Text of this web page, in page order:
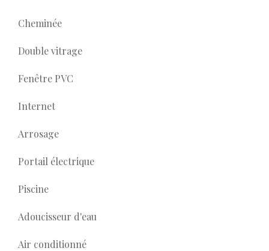
Cheminée
Double vitrage
Fenêtre PVC
Internet
Arrosage
Portail électrique
Piscine
Adoucisseur d'eau
Air conditionné